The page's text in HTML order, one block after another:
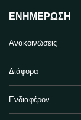
ΕΝΗΜΈΡΩΣΗ
Ανακοινώσεις
Διάφορα
Ενδιαφέρον